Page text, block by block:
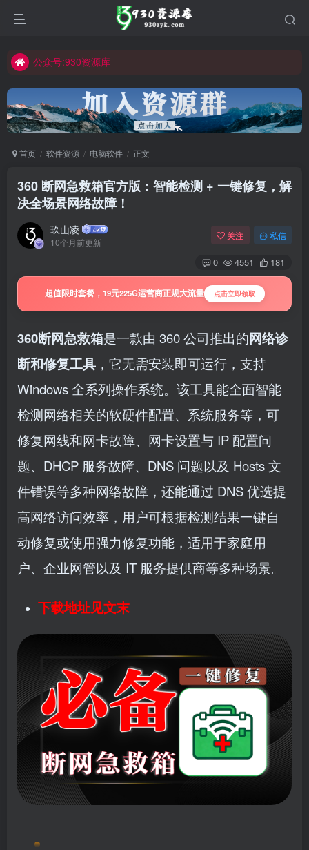
公众号:930资源库
首页 软件资源 电脑软件 正文
360 断网急救箱官方版：智能检测 + 一键修复，解
决全场景网络故障！
玖山凌
10个月前更新
关注 私信
0 4551 181
超值限时套餐，19元225G运营商正规大流量 点击立即领取
360断网急救箱是一款由 360 公司推出的网络诊
断和修复工具 ，它无需安装即可运行，支持
Windows 全系列操作系统。该工具能全面智能
检测网络相关的软硬件配置、系统服务等，可
修复网线和网卡故障、网卡设置与 IP 配置问
题、DHCP 服务故障、DNS 问题以及 Hosts 文
件错误等多种网络故障，还能通过 DNS 优选提
高网络访问效率，用户可根据检测结果一键自
动修复或使用强力修复功能，适用于家庭用
户、企业网管以及 IT 服务提供商等多种场景。
下载地址见文末